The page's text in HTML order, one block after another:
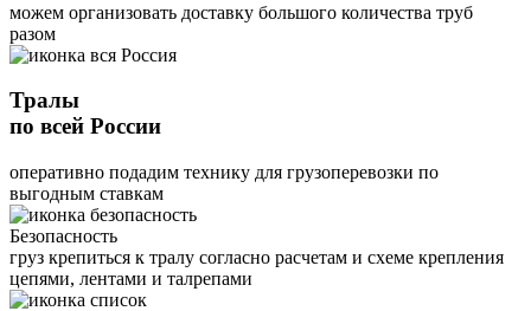
можем организовать доставку большого количества труб
разом
Тралы
по всей России
оперативно подадим технику для грузоперевозки по
выгодным ставкам
Безопасность
груз крепиться к тралу согласно расчетам и схеме крепления
цепями, лентами и талрепами